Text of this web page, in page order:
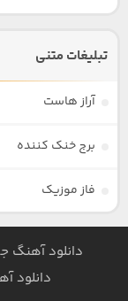
تبلیغات متنی
آراز هاست
برج خنک کننده
فاز موزیک
دانلود آهنگ
دانلود